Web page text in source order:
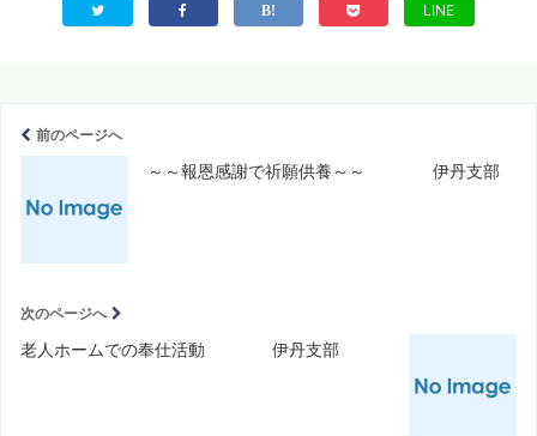
LINE
前のページへ
～～報恩感謝で祈願供養～～ 伊丹支部
次のページへ
老人ホームでの奉仕活動 伊丹支部